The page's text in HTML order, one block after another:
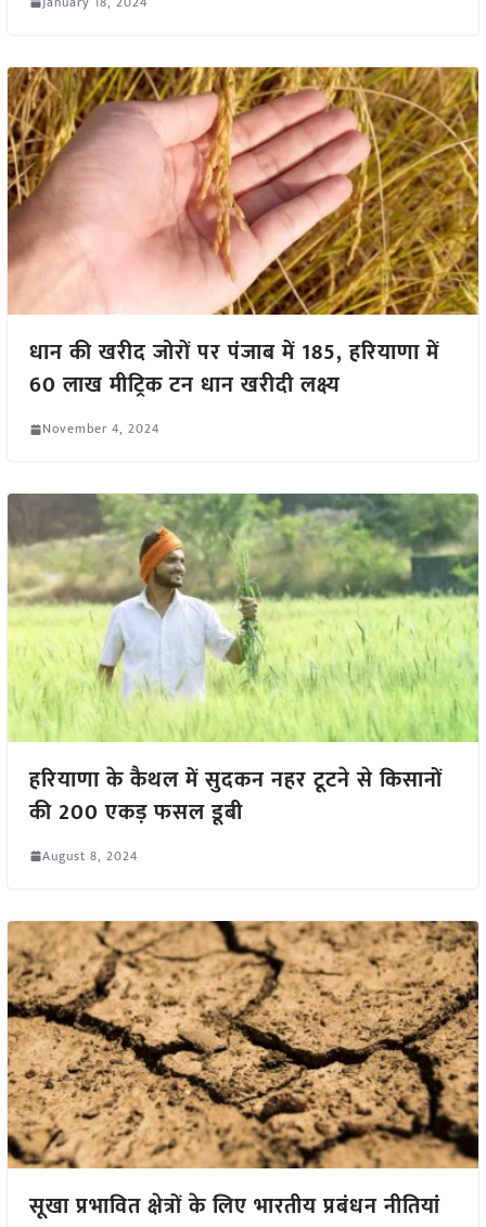
धान की खरीद जोरों पर पंजाब में 185, हरियाणा में
60 लाख मीट्रिक टन धान खरीदी लक्ष्य
November 4, 2024
हरियाणा के कैथल में सुदकन नहर टूटने से किसानों
की 200 एकड़ फसल डूबी
August 8, 2024
सूखा प्रभावित क्षेत्रों के लिए भारतीय प्रबंधन नीतियां